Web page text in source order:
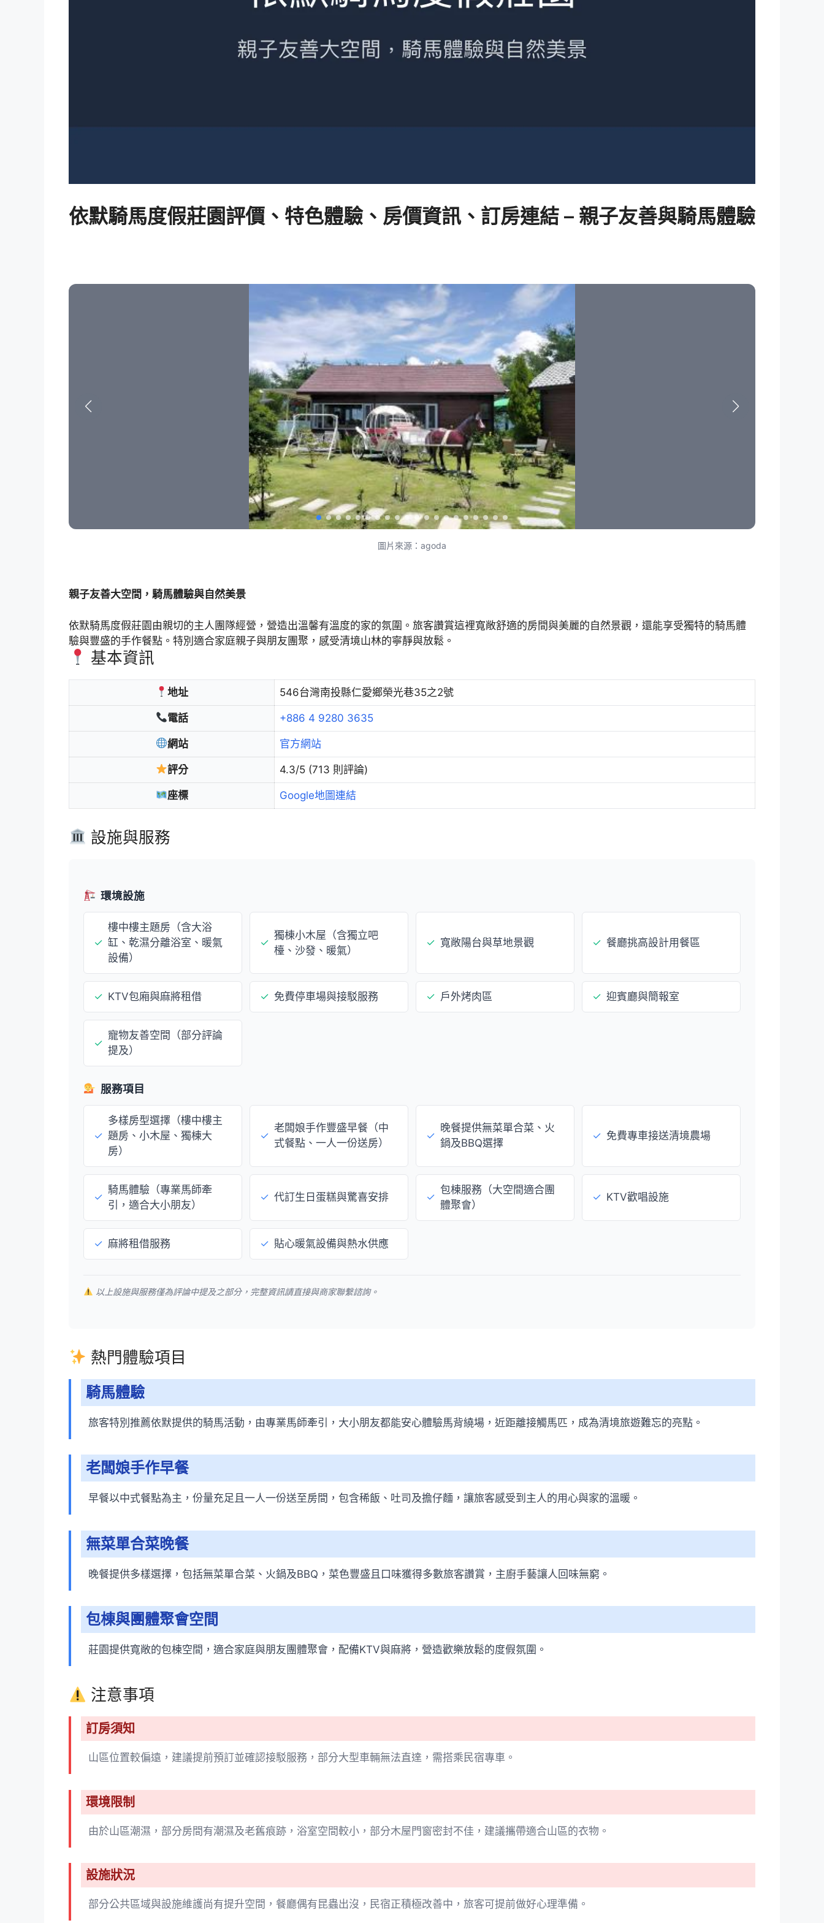
依默騎馬度假莊園評價、特色體驗、房價資訊、訂房連結 – 親子友善與騎馬體驗
圖片來源：agoda
親子友善大空間，騎馬體驗與自然美景
依默騎馬度假莊園由親切的主人團隊經營，營造出溫馨有溫度的家的氛圍。旅客讚賞這裡寬敞舒適的房間與美麗的自然景觀，還能享受獨特的騎馬體
驗與豐盛的手作餐點。特別適合家庭親子與朋友團聚，感受清境山林的寧靜與放鬆。
基本資訊
地址 546台灣南投縣仁愛鄉榮光巷35之2號
電話 +886 4 9280 3635
網站 官方網站
評分 4.3/5 (713 則評論)
座標 Google地圖連結
設施與服務
環境設施
✓
樓中樓主題房（含大浴
缸、乾濕分離浴室、暖氣
設備）
✓
獨棟小木屋（含獨立吧
檯、沙發、暖氣）
✓ 寬敞陽台與草地景觀 ✓ 餐廳挑高設計用餐區
✓ KTV包廂與麻將租借 ✓ 免費停車場與接駁服務 ✓ 戶外烤肉區 ✓ 迎賓廳與簡報室
✓
寵物友善空間（部分評論
提及）
服務項目
✓
多樣房型選擇（樓中樓主
題房、小木屋、獨棟大
房）
✓
老闆娘手作豐盛早餐（中
式餐點、一人一份送房）
✓
晚餐提供無菜單合菜、火
鍋及BBQ選擇
✓ 免費專車接送清境農場
✓
騎馬體驗（專業馬師牽
引，適合大小朋友）
✓ 代訂生日蛋糕與驚喜安排 ✓
包棟服務（大空間適合團
體聚會）
✓ KTV歡唱設施
✓ 麻將租借服務 ✓ 貼心暖氣設備與熱水供應
以上設施與服務僅為評論中提及之部分，完整資訊請直接與商家聯繫諮詢。
熱門體驗項目
騎馬體驗
旅客特別推薦依默提供的騎馬活動，由專業馬師牽引，大小朋友都能安心體驗馬背繞場，近距離接觸馬匹，成為清境旅遊難忘的亮點。
老闆娘手作早餐
早餐以中式餐點為主，份量充足且一人一份送至房間，包含稀飯、吐司及擔仔麵，讓旅客感受到主人的用心與家的溫暖。
無菜單合菜晚餐
晚餐提供多樣選擇，包括無菜單合菜、火鍋及BBQ，菜色豐盛且口味獲得多數旅客讚賞，主廚手藝讓人回味無窮。
包棟與團體聚會空間
莊園提供寬敞的包棟空間，適合家庭與朋友團體聚會，配備KTV與麻將，營造歡樂放鬆的度假氛圍。
注意事項
訂房須知
山區位置較偏遠，建議提前預訂並確認接駁服務，部分大型車輛無法直達，需搭乘民宿專車。
環境限制
由於山區潮濕，部分房間有潮濕及老舊痕跡，浴室空間較小，部分木屋門窗密封不佳，建議攜帶適合山區的衣物。
設施狀況
部分公共區域與設施維護尚有提升空間，餐廳偶有昆蟲出沒，民宿正積極改善中，旅客可提前做好心理準備。